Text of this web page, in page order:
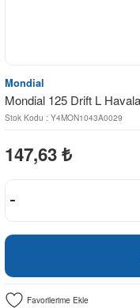
Mondial
Mondial 125 Drift L
Stok Kodu : Y4MON1043A0029
147,63 ₺